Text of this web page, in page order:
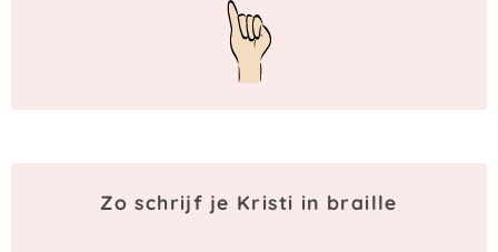
Zo schrijf je Kristi in braille